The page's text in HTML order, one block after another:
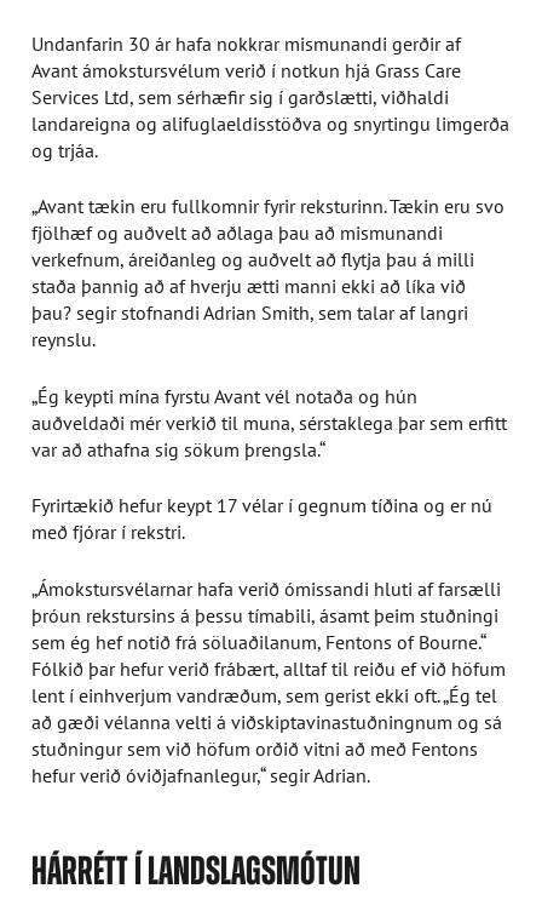
Undanfarin 30 ár hafa nokkrar mismunandi gerðir af
Avant ámokstursvélum verið í notkun hjá Grass Care
Services Ltd, sem sérhæfir sig í garðslætti, viðhaldi
landareigna og alifuglaeldisstöðva og snyrtingu limgerða
og trjáa.
„Avant tækin eru fullkomnir fyrir reksturinn. Tækin eru svo
fjölhæf og auðvelt að aðlaga þau að mismunandi
verkefnum, áreiðanleg og auðvelt að flytja þau á milli
staða þannig að af hverju ætti manni ekki að líka við
þau? segir stofnandi Adrian Smith, sem talar af langri
reynslu.
„Ég keypti mína fyrstu Avant vél notaða og hún
auðveldaði mér verkið til muna, sérstaklega þar sem erfitt
var að athafna sig sökum þrengsla.“
Fyrirtækið hefur keypt 17 vélar í gegnum tíðina og er nú
með fjórar í rekstri.
„Ámokstursvélarnar hafa verið ómissandi hluti af farsælli
þróun rekstursins á þessu tímabili, ásamt þeim stuðningi
sem ég hef notið frá söluaðilanum, Fentons of Bourne.“
Fólkið þar hefur verið frábært, alltaf til reiðu ef við höfum
lent í einhverjum vandræðum, sem gerist ekki oft. „Ég tel
að gæði vélanna velti á viðskiptavinastuðningnum og sá
stuðningur sem við höfum orðið vitni að með Fentons
hefur verið óviðjafnanlegur,“ segir Adrian.
HÁRRÉTT Í LANDSLAGSMÓTUN